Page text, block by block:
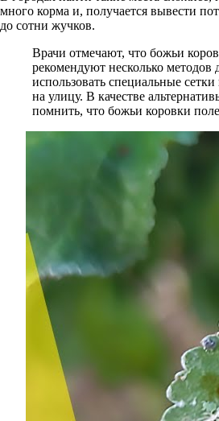
много корма и, получается вывести
до сотни жучков.
Врачи отмечают, что божьи
рекомендуют несколько методов
использовать специальные
на улицу. В качестве
помнить, что божьи коровки